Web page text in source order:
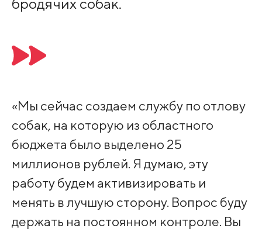
бродячих собак.
«Мы сейчас создаем службу по отлову
собак, на которую из областного
бюджета было выделено 25
миллионов рублей. Я думаю, эту
работу будем активизировать и
менять в лучшую сторону. Вопрос буду
держать на постоянном контроле. Вы